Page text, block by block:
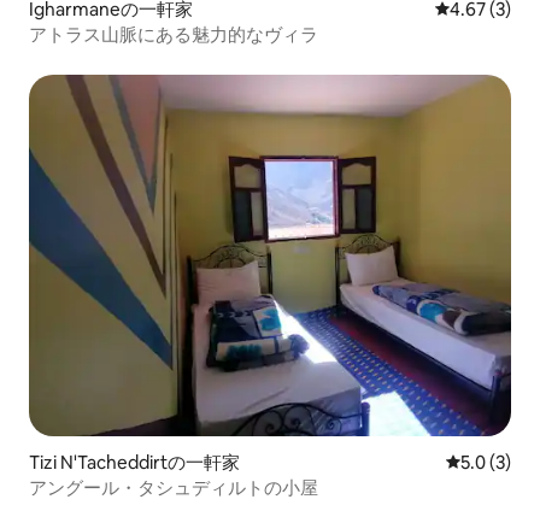
Igharmaneの一軒家 レビュー3
4.67 (3)
アトラス山脈にある魅力的なヴィラ
Tizi N'Tacheddirtの一軒家 レビュー3
5.0 (3)
アングール・タシュディルトの小屋